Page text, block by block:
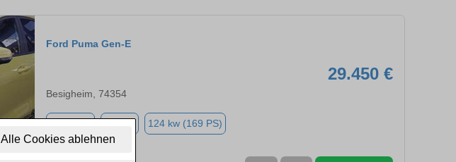
Alle Cookies ablehnen
Ford Puma Gen-E
29.450 €
Besigheim, 74354
Elektro 124 kw (169 PS)